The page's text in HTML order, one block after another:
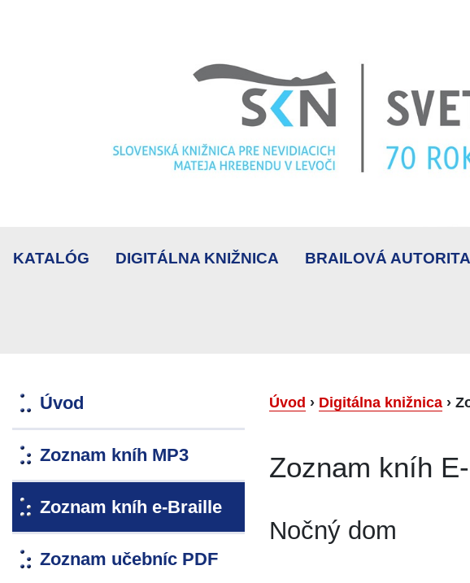
KATALÓG DIGITÁLNA KNIŽNICA BRAILOVÁ AUTORITA
Úvod
Zoznam kníh MP3
Zoznam kníh e-Braille
Zoznam učebníc PDF
Úvod › Digitálna knižnica ›
Zoznam kníh
Nočný dom